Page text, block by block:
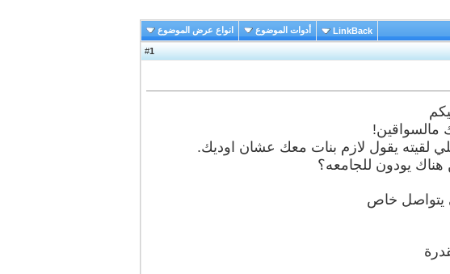
LinkBack أدوات الموضوع انواع عرض الموضوع
#
1
مالسواقين!
لقيته يقول لازم بنات معك عشان اوديك.
يودون للجامعه؟
يتواصل خاص